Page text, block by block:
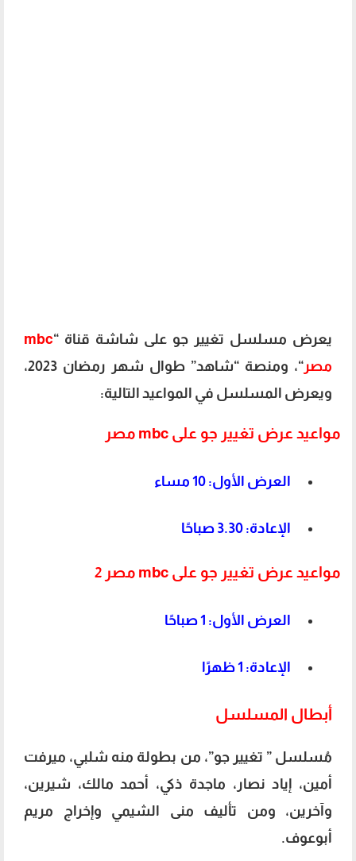
يعرض مسلسل تغيير جو على شاشة قناة “mbc
مصر
“، ومنصة “شاهد” طوال شهر رمضان 2023،
ويعرض المسلسل في المواعيد التالية:
مواعيد عرض تغيير جو على mbc مصر
العرض الأول: 10 مساء
الإعادة: 3.30 صباحًا
مواعيد عرض تغيير جو على mbc مصر 2
العرض الأول: 1 صباحًا
الإعادة: 1 ظهرًا
أبطال المسلسل
مُسلسل ” تغيير جو”، من بطولة منه شلبي، ميرفت
أمين، إياد نصار، ماجدة ذكي، أحمد مالك، شيرين،
وآخرين، ومن تأليف منى الشيمي وإخراج مريم
أبوعوف.